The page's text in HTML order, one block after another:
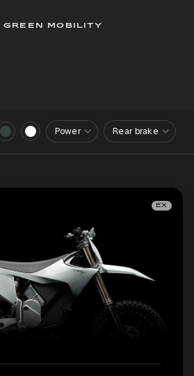
GREEN MOBILITY
Power Rear brake
EX